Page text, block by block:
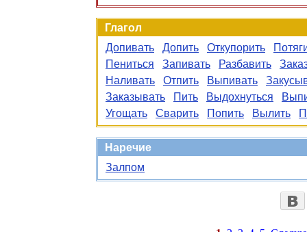
Глагол
Допивать
Допить Откупорить
Пениться
Запивать Разбавить
Наливать
Отпить Выпивать
Заказывать
Пить Выдохнуться
Угощать
Сварить Попить Вылить
Наречие
Залпом